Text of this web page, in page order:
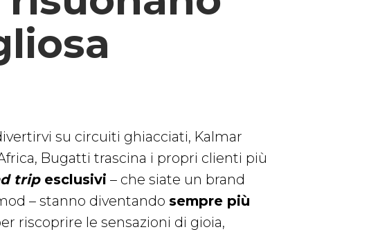
su circuiti ghiacciati, Kalmar
Bugatti trascina i propri clienti più
tripesclusivi – che siate un brand
– stanno diventando sempre più
riscoprire le sensazioni di gioia,